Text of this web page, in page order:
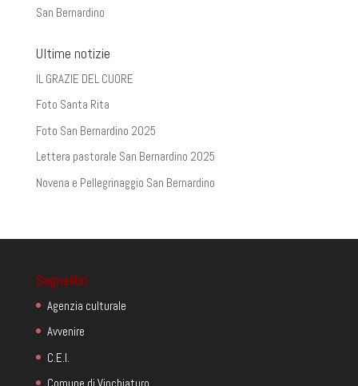
San Bernardino
Ultime notizie
IL GRAZIE DEL CUORE
Foto Santa Rita
Foto San Bernardino 2025
Lettera pastorale San Bernardino 2025
Novena e Pellegrinaggio San Bernardino
Segnalibri
Agenzia culturale
Avvenire
C.E.I.